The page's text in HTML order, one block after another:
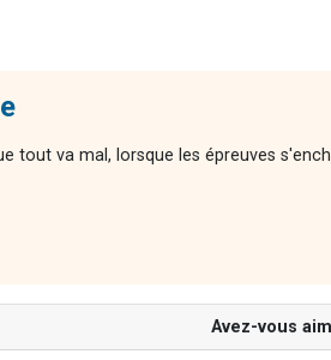
tout va mal, lorsque les épreuves
Avez-vous